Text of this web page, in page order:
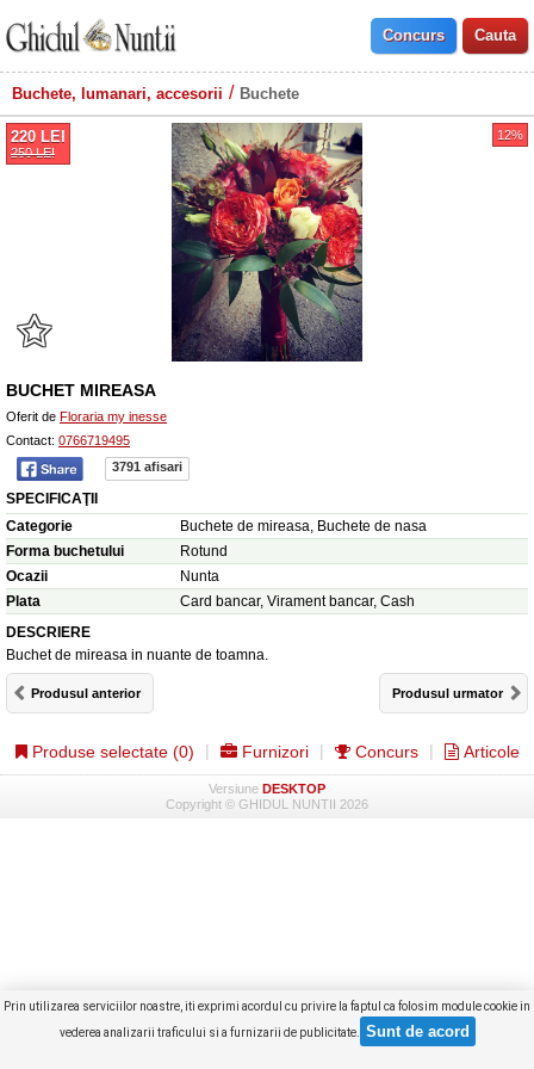
Buchete, lumanari, accesorii Buchete
12%
220 LEI
250LEI
BUCHET MIREASA
Oferit de Floraria my inesse
Contact: 0766719495
3791 afisari
SPECIFICAŢII
Categorie
Buchete de mireasa, Buchete de nasa
Forma buchetului
Rotund
Ocazii
Nunta
Plata
Card bancar, Virament bancar, Cash
DESCRIERE
Buchet de mireasa in nuante de toamna.
Produsul anterior Produsul urmator
Prin utilizarea serviciilor noastre, iti exprimi acordul cu privire la faptul ca folosim module cookie in
vederea analizarii traficului si a furnizarii de publicitate.
Produse selectate (0) Furnizori Concurs Articole
Versiune DESKTOP
Copyright © GHIDUL NUNTII 2026